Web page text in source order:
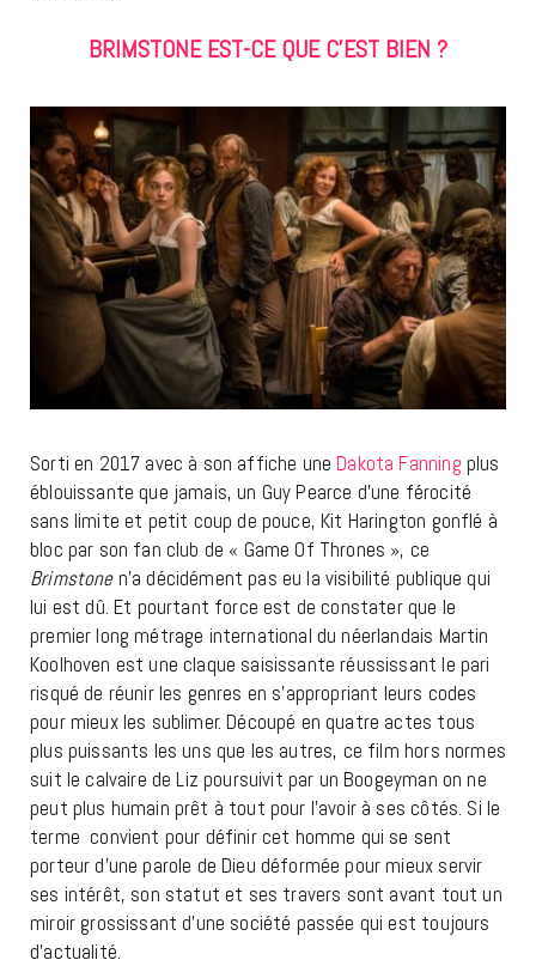
BRIMSTONE EST-CE QUE C’EST BIEN ?
Sorti en 2017 avec à son affiche une Dakota Fanning plus
éblouissante que jamais, un Guy Pearce d’une férocité
sans limite et petit coup de pouce, Kit Harington gonflé à
bloc par son fan club de « Game Of Thrones », ce
Brimstonen’a décidément pas eu la visibilité publique qui
lui est dû. Et pourtant force est de constater que le
premier long métrage international du néerlandais Martin
Koolhoven est une claque saisissante réussissant le pari
risqué de réunir les genres en s’appropriant leurs codes
pour mieux les sublimer. Découpé en quatre actes tous
plus puissants les uns que les autres, ce film hors normes
suit le calvaire de Liz poursuivit par un Boogeyman on ne
peut plus humain prêt à tout pour l’avoir à ses côtés. Si le
terme convient pour définir cet homme qui se sent
porteur d’une parole de Dieu déformée pour mieux servir
ses intérêt, son statut et ses travers sont avant tout un
miroir grossissant d’une société passée qui est toujours
d’actualité.